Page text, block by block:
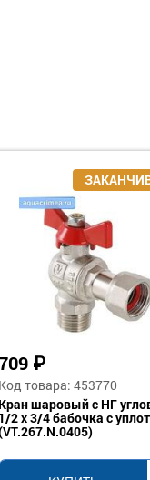
₽
Код товара: 453770
Кран шаровый с НГ
1/2 х 3/4 бабочка с